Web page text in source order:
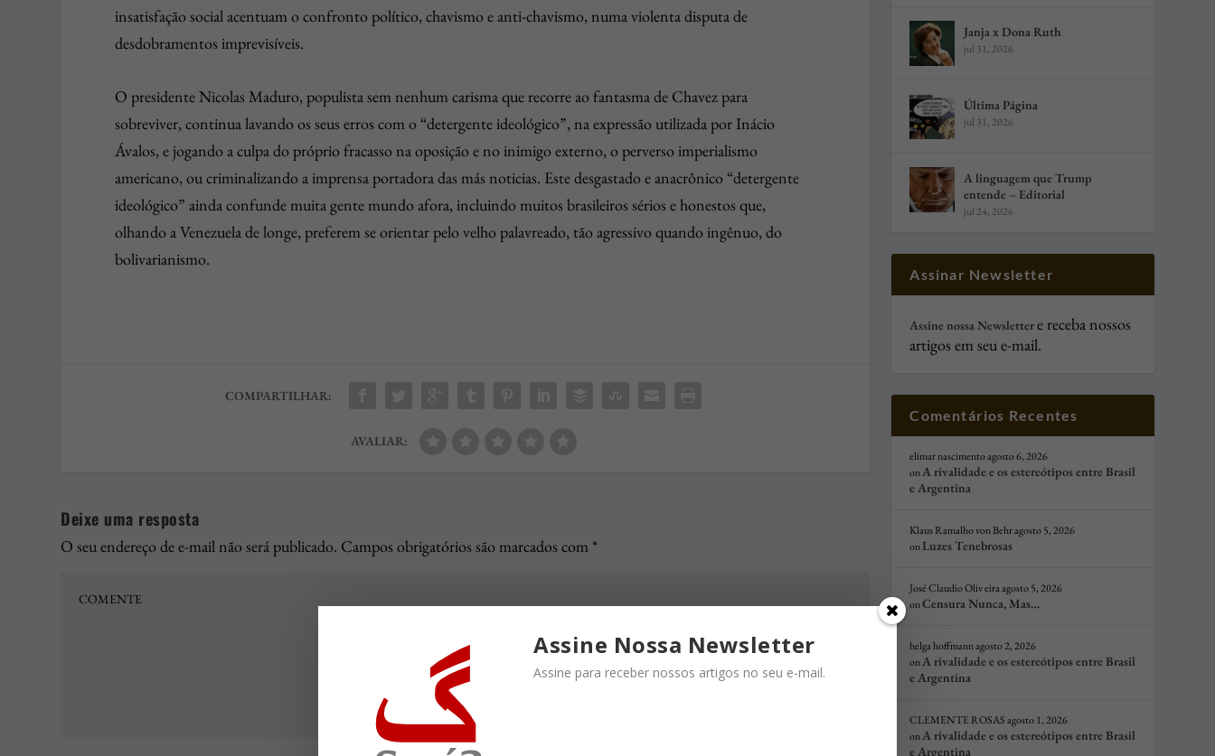
insatisfação social acentuam o confronto político, chavismo e anti-chavismo, numa violenta disputa de
desdobramentos imprevisíveis.
O presidente Nicolas Maduro, populista sem nenhum carisma que recorre ao fantasma de Chavez para
sobreviver, continua lavando os seus erros com o “detergente ideológico”, na expressão utilizada por Inácio
Ávalos, e jogando a culpa do próprio fracasso na oposição e no inimigo externo, o perverso imperialismo
americano, ou criminalizando a imprensa portadora das más noticias. Este desgastado e anacrônico “detergente
ideológico” ainda confunde muita gente mundo afora, incluindo muitos brasileiros sérios e honestos que,
olhando a Venezuela de longe, preferem se orientar pelo velho palavreado, tão agressivo quando ingênuo, do
bolivarianismo.
COMPARTILHAR:
AVALIAR:
Deixe uma resposta
O seu endereço de e-mail não será publicado. Campos obrigatórios são marcados com *
Janja x Dona Ruth
jul 31, 2026
Última Página
jul 31, 2026
A linguagem que Trump
entende – Editorial
jul 24, 2026
Assinar Newsletter
Assine nossa Newslettere receba nossos
artigos em seu e-mail.
Comentários Recentes
elimar nascimentoagosto 6, 2026
onA rivalidade e os estereótipos entre Brasil
e Argentina
Klaus Ramalho von Behragosto 5, 2026
onLuzes Tenebrosas
José Claudio Oliv eiraagosto 5, 2026
onCensura Nunca, Mas…
helga hoffmannagosto 2, 2026
onA rivalidade e os estereótipos entre Brasil
e Argentina
CLEMENTE ROSAS agosto 1, 2026
onA rivalidade e os estereótipos entre Brasil
e Argentina
Assine Nossa Newsletter
Assine para receber nossos artigos no seu e-mail.